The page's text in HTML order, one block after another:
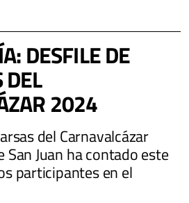
DESFILE DE
DEL
2024
del Carnavalcázar
San Juan ha contado este
participantes en el